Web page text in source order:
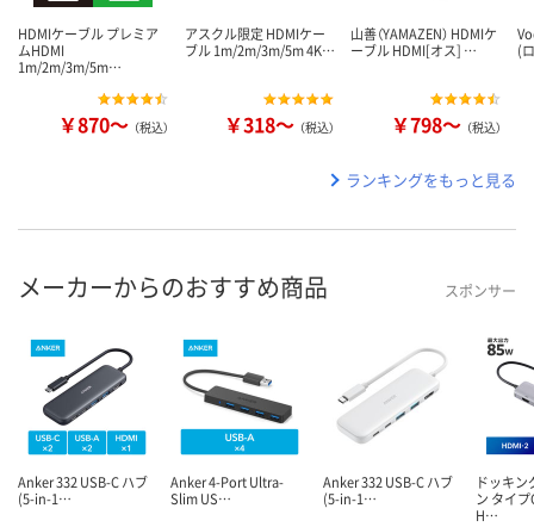
HDMIケーブル プレミア
ムHDMI
1m/2m/3m/5m…
￥870～ （税込）
アスクル限定 HDMIケー
ブル 1m/2m/3m/5m 4K…
￥318～ （税込）
山善（YAMAZEN） HDMIケ
ーブル HDMI[オス] …
￥798～ （税込）
(
ランキングをもっと見る
メーカーからのおすすめ商品 スポンサー
Anker 332 USB-C ハブ
(5-in-1…
Anker 4-Port Ultra-
Slim US…
Anker 332 USB-C ハブ
(5-in-1…
ドッキ
ン タイ
H…